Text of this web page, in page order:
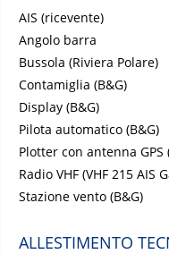
AIS (ricevente)
Angolo barra
Bussola (Riviera Polare)
Contamiglia (B&G)
Display (B&G)
Pilota automatico (B&G)
Plotter con antenna GPS
Radio VHF (VHF 215 AIS
Stazione vento (B&G)
ALLESTIMENTO